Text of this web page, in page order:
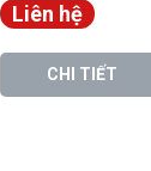
Liên hệ
CHI TIẾT